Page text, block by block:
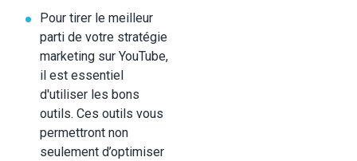
Pour tirer le meilleur
parti de votre stratégie
marketing sur YouTube,
il est essentiel
d'utiliser les bons
outils. Ces outils vous
permettront non
seulement d’optimiser